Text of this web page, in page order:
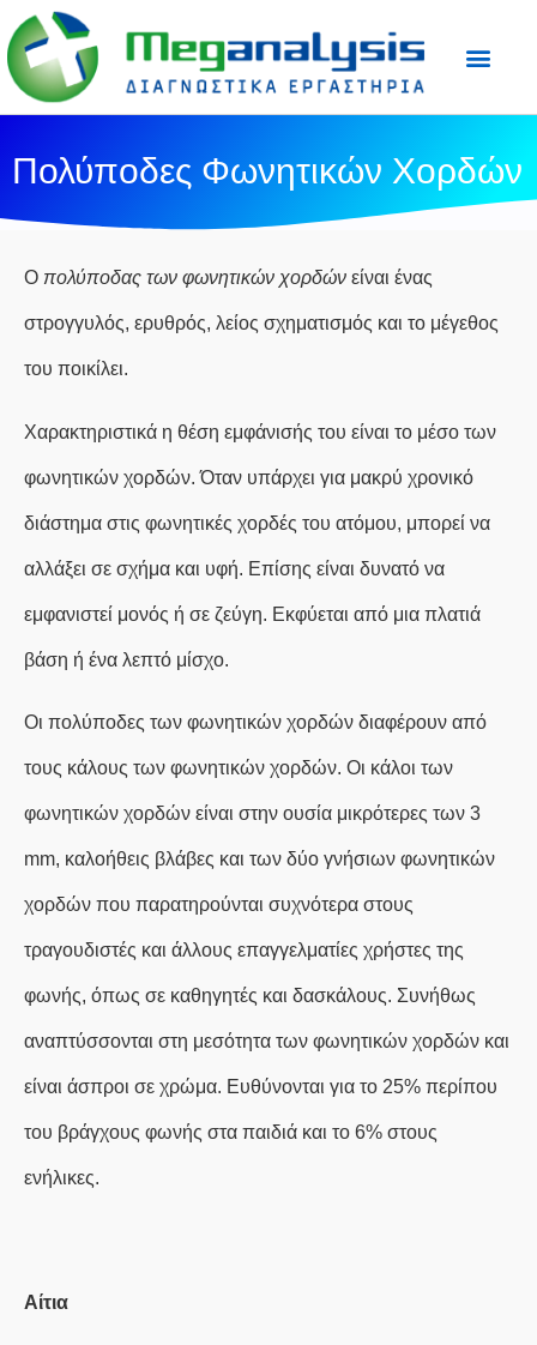
Πολύποδες Φωνητικών Χορδών
Ο πολύποδας των φωνητικών χορδών είναι ένας
στρογγυλός, ερυθρός, λείος σχηματισμός και το μέγεθος
του ποικίλει.
Χαρακτηριστικά η θέση εμφάνισής του είναι το μέσο των
φωνητικών χορδών. Όταν υπάρχει για μακρύ χρονικό
διάστημα στις φωνητικές χορδές του ατόμου, μπορεί να
αλλάξει σε σχήμα και υφή. Επίσης είναι δυνατό να
εμφανιστεί μονός ή σε ζεύγη. Εκφύεται από μια πλατιά
βάση ή ένα λεπτό μίσχο.
Οι πολύποδες των φωνητικών χορδών διαφέρουν από
τους κάλους των φωνητικών χορδών. Οι κάλοι των
φωνητικών χορδών είναι στην ουσία μικρότερες των 3
mm, καλοήθεις βλάβες και των δύο γνήσιων φωνητικών
χορδών που παρατηρούνται συχνότερα στους
τραγουδιστές και άλλους επαγγελματίες χρήστες της
φωνής, όπως σε καθηγητές και δασκάλους. Συνήθως
αναπτύσσονται στη μεσότητα των φωνητικών χορδών και
είναι άσπροι σε χρώμα. Ευθύνονται για το 25% περίπου
του βράγχους φωνής στα παιδιά και το 6% στους
ενήλικες.
Αίτια